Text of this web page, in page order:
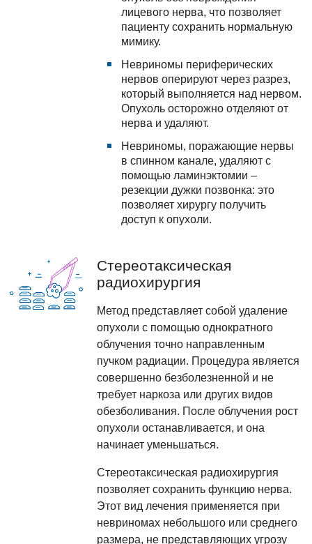
лицевого нерва, что позволяет
пациенту сохранить нормальную
мимику.
Невриномы периферических
нервов оперируют через разрез,
который выполняется над нервом.
Опухоль осторожно отделяют от
нерва и удаляют.
Невриномы, поражающие нервы
в спинном канале, удаляют с
помощью ламинэктомии –
резекции дужки позвонка: это
позволяет хирургу получить
доступ к опухоли.
Стереотаксическая
радиохирургия
Метод представляет собой удаление
опухоли с помощью однократного
облучения точно направленным
пучком радиации. Процедура является
совершенно безболезненной и не
требует наркоза или других видов
обезболивания. После облучения рост
опухоли останавливается, и она
начинает уменьшаться.
Стереотаксическая радиохирургия
позволяет сохранить функцию нерва.
Этот вид лечения применяется при
невриномах небольшого или среднего
размера, не представляющих угрозу